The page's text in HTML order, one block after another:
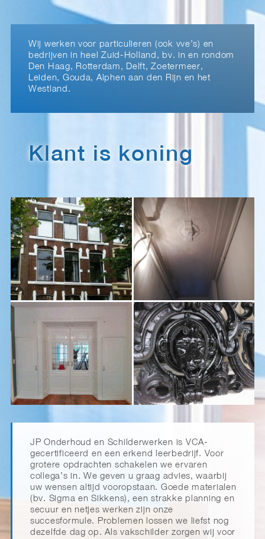
Wij werken voor particulieren (ook vve’s) en
bedrijven in heel Zuid-Holland, bv. in en rondom
Den Haag, Rotterdam, Delft, Zoetermeer,
Leiden, Gouda, Alphen aan den Rijn en het
Westland.
Klant is koning
JP Onderhoud en Schilderwerken is VCA-
gecertificeerd en een erkend leerbedrijf. Voor
grotere opdrachten schakelen we ervaren
collega’s in. We geven u graag advies, waarbij
uw wensen altijd vooropstaan. Goede materialen
(bv. Sigma en Sikkens), een strakke planning en
secuur en netjes werken zijn onze
succesformule. Problemen lossen we liefst nog
dezelfde dag op. Als vakschilder zorgen wij voor